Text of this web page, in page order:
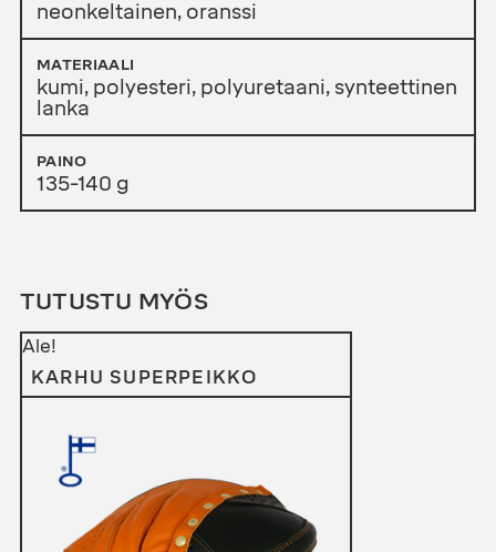
OTTELUPALLO
neonkeltainen, oranssi
MATERIAALI
kumi, polyesteri, polyuretaani, synteettinen
lanka
PAINO
135-140 g
TUTUSTU MYÖS
Ale!
KARHU SUPERPEIKKO